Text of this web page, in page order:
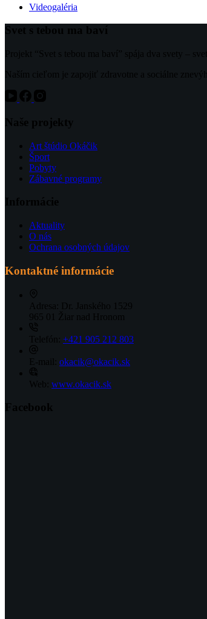
Videogaléria
Svet s tebou ma baví
Projekt “Svet s tebou ma baví” spája dva svety –
Naším cieľom je zapojiť zdravotne a sociálne
Naše projekty
Art štúdio Okáčik
Šport
Pobyty
Zábavné programy
Informácie
Aktuality
O nás
Ochrana osobných údajov
Kontaktné informácie
Adresa:
Dr. Janského 1529
965 01 Žiar nad Hronom
Telefón: +421 905 212 803
E-mail: okacik@okacik.sk
Web: www.okacik.sk
Facebook